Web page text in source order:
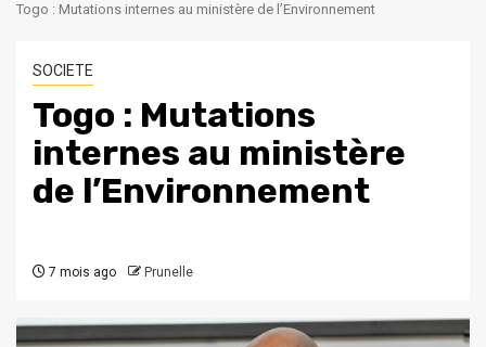
Togo : Mutations internes au ministère de l’Environnement
SOCIETE
Togo : Mutations
internes au ministère
de l’Environnement
7 mois ago Prunelle